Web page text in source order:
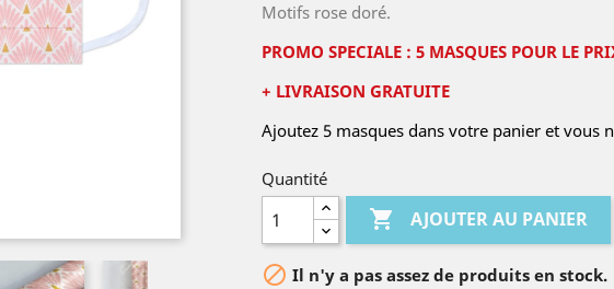
Motifs rose doré.
PROMO SPECIALE : 5 MASQUES POUR LE
+ LIVRAISON GRATUITE
Ajoutez 5 masques dans votre panier et vous
Quantité
 AJOUTER AU PANIER
 Il n'y a pas assez de produits en stock.